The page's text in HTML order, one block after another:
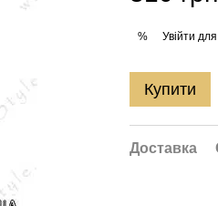
% Увійти
Купити
Доставка